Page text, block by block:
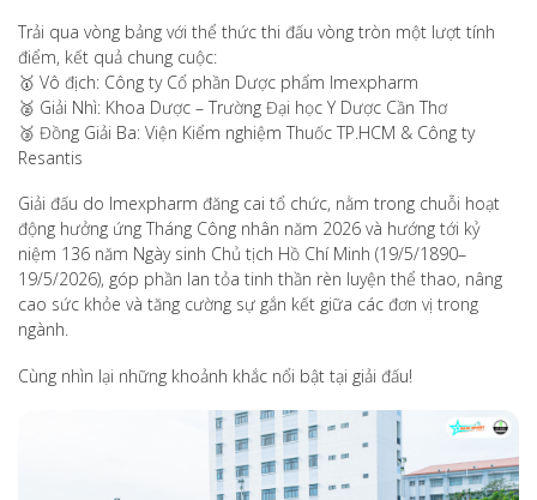
Trải qua vòng bảng với thể thức thi đấu vòng tròn một lượt tính
điểm, kết quả chung cuộc:
🥇 Vô địch: Công ty Cổ phần Dược phẩm Imexpharm
🥈 Giải Nhì: Khoa Dược – Trường Đại học Y Dược Cần Thơ
🥉 Đồng Giải Ba: Viện Kiểm nghiệm Thuốc TP.HCM & Công ty
Resantis
Giải đấu do Imexpharm đăng cai tổ chức, nằm trong chuỗi hoạt
động hưởng ứng Tháng Công nhân năm 2026 và hướng tới kỷ
niệm 136 năm Ngày sinh Chủ tịch Hồ Chí Minh (19/5/1890–
19/5/2026), góp phần lan tỏa tinh thần rèn luyện thể thao, nâng
cao sức khỏe và tăng cường sự gắn kết giữa các đơn vị trong
ngành.
Cùng nhìn lại những khoảnh khắc nổi bật tại giải đấu!